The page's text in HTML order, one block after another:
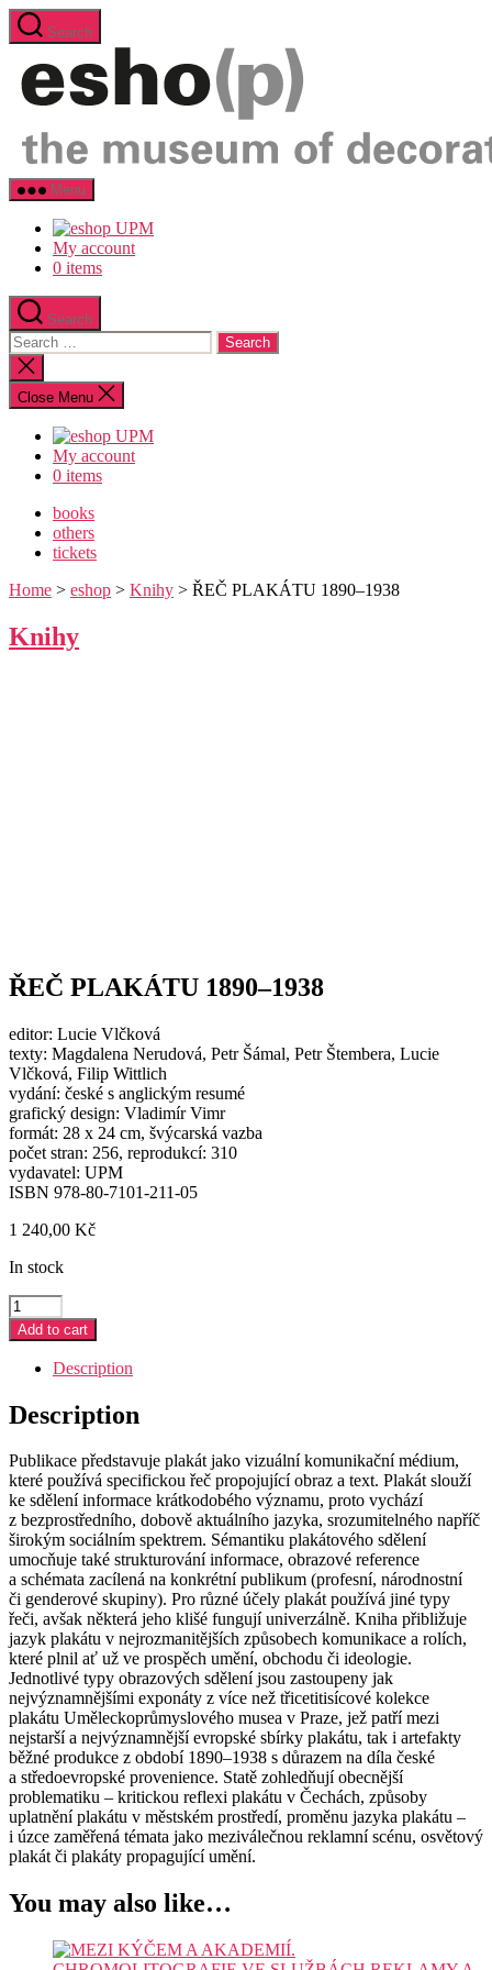
Skip
to
content
Search
upm
eshop
logo
Menu
My account
0 items
Search
Search
for:
Close
search
Close Menu
My account
0 items
books
others
tickets
Home > eshop > Knihy > ŘEČ PLAKÁTU 1890–1938
Knihy
ŘEČ PLAKÁTU 1890–1938
editor: Lucie Vlčková
texty: Magdalena Nerudová, Petr Šámal, Petr Štembera, Lucie
Vlčková, Filip Wittlich
vydání: české s anglickým resumé
grafický design: Vladimír Vimr
formát: 28 x 24 cm, švýcarská vazba
počet stran: 256, reprodukcí: 310
vydavatel: UPM
ISBN 978-80-7101-211-05
1 240,00 Kč
In stock
ŘEČ
PLAKÁTU
1890–
1938
quantity
Add to cart
Description
Description
Publikace představuje plakát jako vizuální komunikační médium,
které používá specifickou řeč propojující obraz a text. Plakát slouží
ke sdělení informace krátkodobého významu, proto vychází
z bezprostředního, dobově aktuálního jazyka, srozumitelného napříč
širokým sociálním spektrem. Sémantiku plakátového sdělení
umocňuje také strukturování informace, obrazové reference
a schémata zacílená na konkrétní publikum (profesní, národnostní
či genderové skupiny). Pro různé účely plakát používá jiné typy
řeči, avšak některá jeho klišé fungují univerzálně. Kniha přibližuje
jazyk plakátu v nejrozmanitějších způsobech komunikace a rolích,
které plnil ať už ve prospěch umění, obchodu či ideologie.
Jednotlivé typy obrazových sdělení jsou zastoupeny jak
nejvýznamnějšími exponáty z více než třicetitisícové kolekce
plakátu Uměleckoprůmyslového musea v Praze, jež patří mezi
nejstarší a nejvýznamnější evropské sbírky plakátu, tak i artefakty
běžné produkce z období 1890–1938 s důrazem na díla české
a středoevropské provenience. Statě zohledňují obecnější
problematiku – kritickou reflexi plakátu v Čechách, způsoby
uplatnění plakátu v městském prostředí, proměnu jazyka plakátu –
i úzce zaměřená témata jako meziválečnou reklamní scénu, osvětový
plakát či plakáty propagující umění.
You may also like…